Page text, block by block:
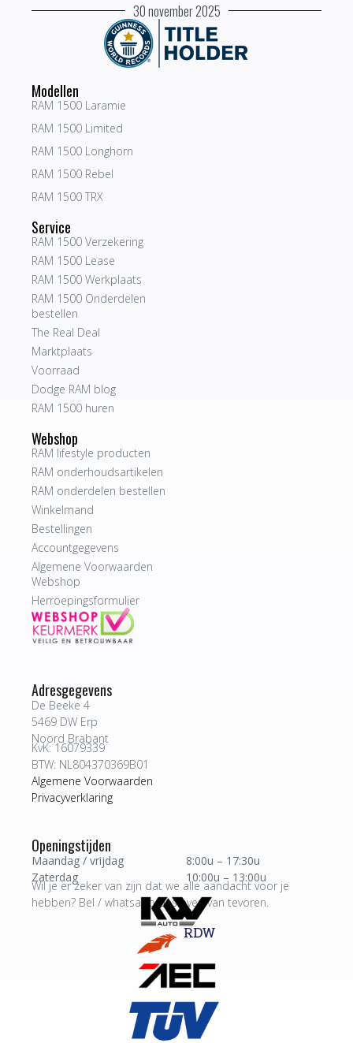
30 november 2025
Modellen
RAM 1500 Laramie
RAM 1500 Limited
RAM 1500 Longhorn
RAM 1500 Rebel
RAM 1500 TRX
Service
RAM 1500 Verzekering
RAM 1500 Lease
RAM 1500 Werkplaats
RAM 1500 Onderdelen
bestellen
The Real Deal
Marktplaats
Voorraad
Dodge RAM blog
RAM 1500 huren
Webshop
RAM lifestyle producten
RAM onderhoudsartikelen
RAM onderdelen bestellen
Winkelmand
Bestellingen
Accountgegevens
Algemene Voorwaarden
Webshop
Herroepingsformulier
Adresgegevens
De Beeke 4
5469 DW Erp
Noord Brabant
KvK: 16079339
BTW: NL804370369B01
Algemene Voorwaarden
Privacyverklaring
Openingstijden
Maandag / vrijdag
8:00u – 17:30u
Zaterdag
10:00u – 13:00u
Wil je er zeker van zijn dat we alle aandacht voor je
hebben? Bel / whatsapp ons even van tevoren.